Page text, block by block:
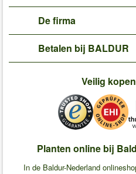
De firma
Betalen bij BALDUR
Veilig
Planten online bij
In de Baldur-Nederland